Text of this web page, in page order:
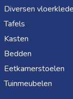
Diversen
Tafels
Kasten
Bedden
Eetkamerstoelen
Tuinmeubelen